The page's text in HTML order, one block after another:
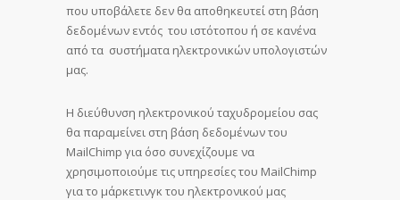
που υποβάλετε δεν θα αποθηκευτεί στη βάση
δεδομένων εντός του ιστότοπου ή σε κανένα
από τα συστήματα ηλεκτρονικών υπολογιστών
μας.
Η διεύθυνση ηλεκτρονικού ταχυδρομείου σας
θα παραμείνει στη βάση δεδομένων του
MailChimp για όσο συνεχίζουμε να
χρησιμοποιούμε τις υπηρεσίες του MailChimp
για το μάρκετινγκ του ηλεκτρονικού μας